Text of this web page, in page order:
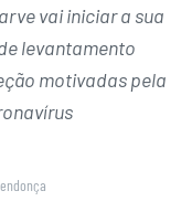
vai iniciar a sua
levantamento
motivadas pela